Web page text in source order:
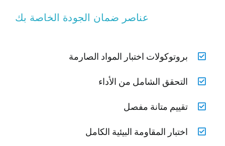
عناصر ضمان الجودة الخاصة بك
بروتوكولات اختبار المواد الصارمة
التحقق الشامل من الأداء
تقييم متانة مفصل
اختبار المقاومة البيئية الكامل